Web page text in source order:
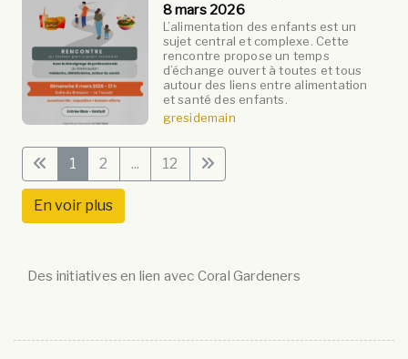
8 mars 2026
L’alimentation des enfants est un
sujet central et complexe. Cette
rencontre propose un temps
d’échange ouvert à toutes et tous
autour des liens entre alimentation
et santé des enfants.
gresidemain
1 2 ... 12
En voir plus
Des initiatives en lien avec Coral Gardeners